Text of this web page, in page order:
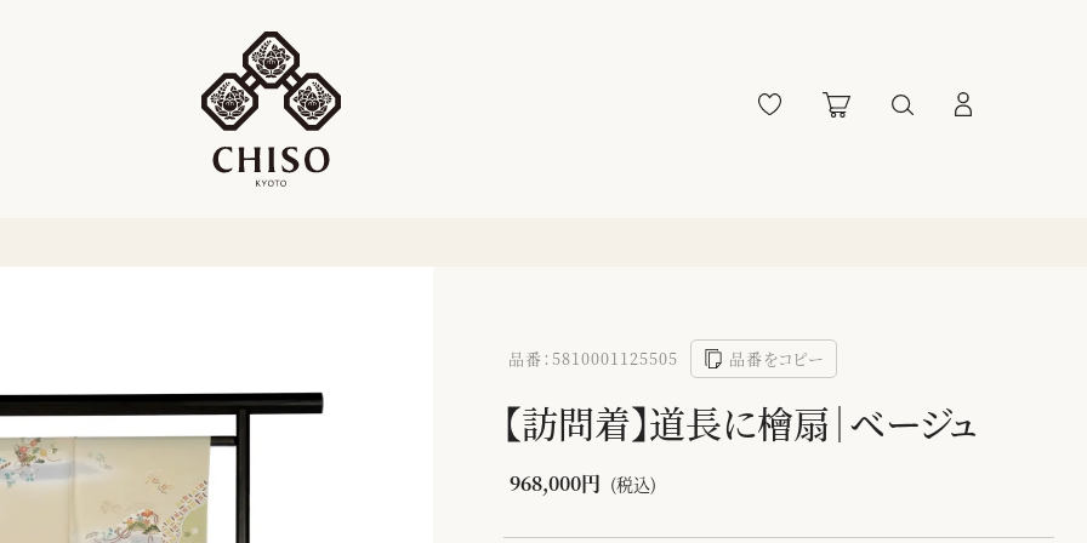
品番：5810001125505 品番をコピー
【訪問着】道長に檜扇｜ベージュ
968,000円 (税込)